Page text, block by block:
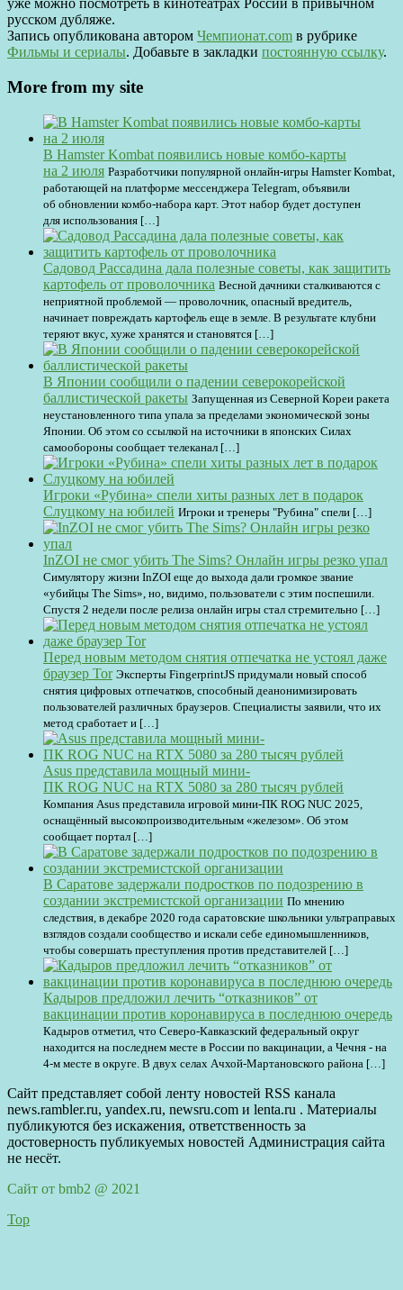
уже можно посмотреть в кинотеатрах России в привычном
русском дубляже.
Запись опубликована автором Чемпионат.com в рубрике
Фильмы и сериалы. Добавьте в закладки постоянную ссылку.
More from my site
В Hamster Kombat появились новые комбо-карты
на 2 июля Разработчики популярной онлайн-игры Hamster Kombat,
работающей на платформе мессенджера Telegram, объявили
об обновлении комбо-набора карт. Этот набор будет доступен
для использования […]
Садовод Рассадина дала полезные советы, как защитить
картофель от проволочника Весной дачники сталкиваются с
неприятной проблемой — проволочник, опасный вредитель,
начинает повреждать картофель еще в земле. В результате клубни
теряют вкус, хуже хранятся и становятся […]
В Японии сообщили о падении северокорейской
баллистической ракеты Запущенная из Северной Кореи ракета
неустановленного типа упала за пределами экономической зоны
Японии. Об этом со ссылкой на источники в японских Силах
самообороны сообщает телеканал […]
Игроки «Рубина» спели хиты разных лет в подарок
Слуцкому на юбилей Игроки и тренеры "Рубина" спели […]
InZOI не смог убить The Sims? Онлайн игры резко упал
Симулятору жизни InZOI еще до выхода дали громкое звание
«убийцы The Sims», но, видимо, пользователи с этим поспешили.
Спустя 2 недели после релиза онлайн игры стал стремительно […]
Перед новым методом снятия отпечатка не устоял даже
браузер Tor Эксперты FingerprintJS придумали новый способ
снятия цифровых отпечатков, способный деанонимизировать
пользователей различных браузеров. Специалисты заявили, что их
метод сработает и […]
Asus представила мощный мини-
ПК ROG NUC на RTX 5080 за 280 тысяч рублей
Компания Asus представила игровой мини-ПК ROG NUC 2025,
оснащённый высокопроизводительным «железом». Об этом
сообщает портал […]
В Саратове задержали подростков по подозрению в
создании экстремистской организации По мнению
следствия, в декабре 2020 года саратовские школьники ультраправых
взглядов создали сообщество и искали себе единомышленников,
чтобы совершать преступления против представителей […]
Кадыров предложил лечить “отказников” от
вакцинации против коронавируса в последнюю очередь
Кадыров отметил, что Северо-Кавказский федеральный округ
находится на последнем месте в России по вакцинации, а Чечня - на
4-м месте в округе. В двух селах Ачхой-Мартановского района […]
Сайт представляет собой ленту новостей RSS канала
news.rambler.ru, yandex.ru, newsru.com и lenta.ru . Материалы
публикуются без искажения, ответственность за
достоверность публикуемых новостей Администрация сайта
не несёт.
Сайт от bmb2 @ 2021
Top